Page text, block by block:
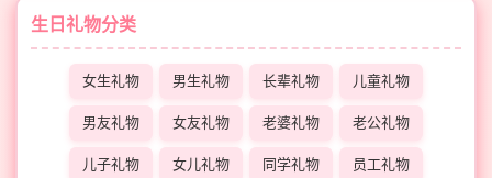
生日礼物分类
女生礼物 男生礼物 长辈礼物 儿童礼物
男友礼物 女友礼物 老婆礼物 老公礼物
儿子礼物 女儿礼物 同学礼物 员工礼物